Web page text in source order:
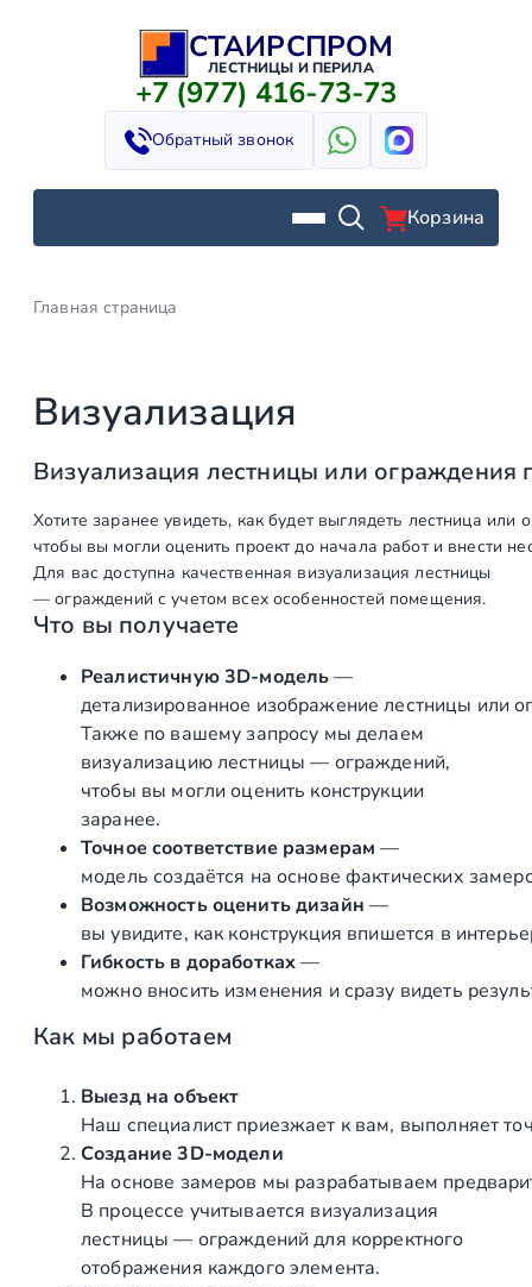
СТАИРСПРОМ
ЛЕСТНИЦЫ И ПЕРИЛА
+7 (977) 416-73-73
Обратный звонок
Корзина
Главная страница
Визуализация
Визуализация лестницы или ограждения
Хотите заранее увидеть, как будет выглядеть лестница
чтобы вы могли оценить проект до начала работ и внести
Для вас доступна качественная визуализация лестницы
— ограждений с учетом всех особенностей помещения.
Что вы получаете
Реалистичную 3D‑модель—
детализированное изображение лестницы или
Также по вашему запросу мы делаем
визуализацию лестницы — ограждений,
чтобы вы могли оценить конструкции
заранее.
Точное соответствие размерам —
модель создаётся на основе фактических
Возможность оценить дизайн —
вы увидите, как конструкция впишется в
Гибкость в доработках—
можно вносить изменения и сразу видеть
Как мы работаем
Выезд на объект
Наш специалист приезжает к вам, выполняет
Создание 3D‑модели
На основе замеров мы разрабатываем
В процессе учитывается визуализация
лестницы — ограждений для корректного
отображения каждого элемента.